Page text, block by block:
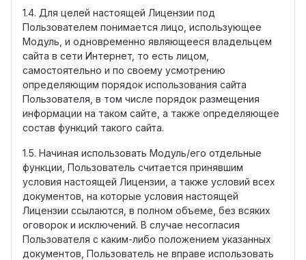
1.4. Для целей настоящей Лицензии под
Пользователем понимается лицо, использующее
Модуль, и одновременно являющееся владельцем
сайта в сети Интернет, то есть лицом,
самостоятельно и по своему усмотрению
определяющим порядок использования сайта
Пользователя, в том числе порядок размещения
информации на таком сайте, а также определяющее
состав функций такого сайта.
1.5. Начиная использовать Модуль/его отдельные
функции, Пользователь считается принявшим
условия настоящей Лицензии, а также условий всех
документов, на которые условия настоящей
Лицензии ссылаются, в полном объеме, без всяких
оговорок и исключений. В случае несогласия
Пользователя с каким-либо положением указанных
документов, Пользователь не вправе использовать